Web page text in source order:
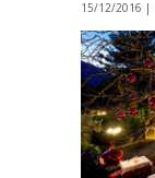
15/12/2016 |